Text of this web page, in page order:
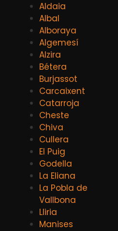
Aldaia
Albal
Alboraya
Algemesí
Alzira
Bétera
Burjassot
Carcaixent
Catarroja
Cheste
Chiva
Cullera
El Puig
Godella
La Eliana
La Pobla de
Vallbona
Lliria
Manises